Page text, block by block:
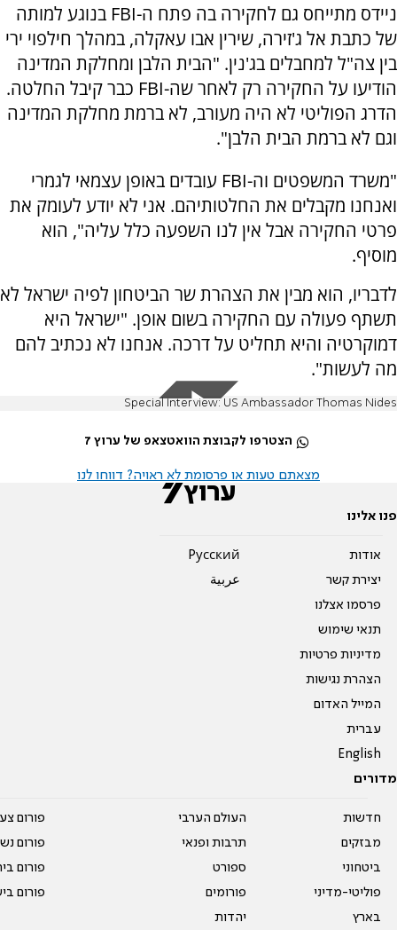
ניידס מתייחס גם לחקירה בה פתח ה-FBI בנוגע למותה
של כתבת אל ג'זירה, שירין אבו עאקלה, במהלך חילפוי ירי
בין צה"ל למחבלים בג'נין. "הבית הלבן ומחלקת המדינה
הודיעו על החקירה רק לאחר שה-FBI כבר קיבל החלטה.
הדרג הפוליטי לא היה מעורב, לא ברמת מחלקת המדינה
וגם לא ברמת הבית הלבן".
"משרד המשפטים וה-FBI עובדים באופן עצמאי לגמרי
ואנחנו מקבלים את החלטותיהם. אני לא יודע לעומק את
פרטי החקירה אבל אין לנו השפעה כלל עליה", הוא
מוסיף.
לדבריו, הוא מבין את הצהרת שר הביטחון לפיה ישראל לא
תשתף פעולה עם החקירה בשום אופן. "ישראל היא
דמוקרטיה והיא תחליט על דרכה. אנחנו לא נכתיב להם
מה לעשות".
Special Interview: US Ambassador Thomas Nides
הצטרפו לקבוצת הוואטצאפ של ערוץ 7
מצאתם טעות או פרסומת לא ראויה? דווחו לנו
פנו אלינו
אודות
יצירת קשר
פרסמו אצלנו
תנאי שימוש
מדיניות פרטיות
הצהרת נגישות
המייל האדום
עברית
English
Pусский
عربية
מדורים
חדשות
מבזקים
ביטחוני
פוליטי-מדיני
בארץ
העולם הערבי
תרבות ופנאי
ספורט
פורומים
יהדות
פורום
פורום
פורום
פורום